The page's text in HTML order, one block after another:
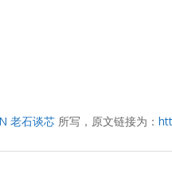
老石谈芯 所写，原文链接为：